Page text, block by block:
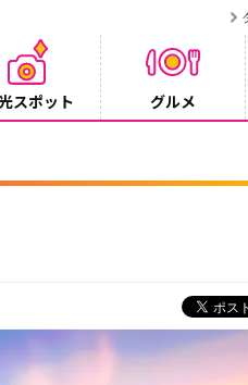
スポット グルメ